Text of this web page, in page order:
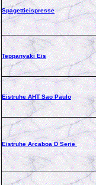
Spagettieispresse
Teppanyaki Eis
Eistruhe AHT Sao Paulo
Eistruhe Arcaboa D Serie